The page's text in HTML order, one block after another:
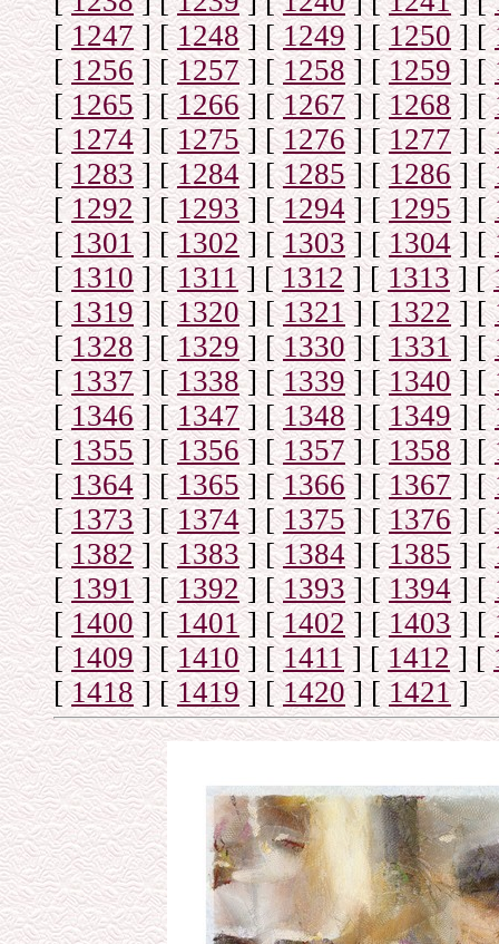
[1247] [1248] [1249 ] [1250] [
[1256] [1257] [1258] [1259] [
[1265] [1266] [1267] [1268] [
[1274] [1275] [1276] [1277] [
[1283] [1284] [1285] [1286] [
[1292] [1293] [1294 ] [1295] [
[1301] [1302] [1303] [1304] [
[1310] [1311] [1312] [1313] [
[1319] [1320] [1321] [1322] [
[1328] [1329] [1330] [1331] [
[1337] [1338] [1339] [1340] [
[1346] [1347] [1348] [1349] [
[1355] [1356] [1357] [1358] [
[1364] [1365] [1366] [1367] [
[1373] [1374] [1375] [1376] [
[1382] [1383] [1384] [1385] [
[1391] [1392] [1393] [1394] [
[1400] [1401] [1402] [1403] [
[1409] [1410] [1411] [1412] [
[1418] [1419] [1420] [1421]